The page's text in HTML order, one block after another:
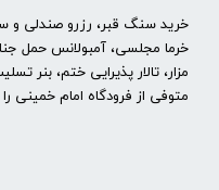
خرید سنگ قبر، رزرو صندلی و
خرما مجلسی، آمبولانس حمل
مزار، تالار پذیرایی ختم، بنر
متوفی از فرودگاه امام خمینی را